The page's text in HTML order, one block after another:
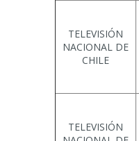
TELEVISIÓN
NACIONAL DE
CHILE
TELEVISIÓN